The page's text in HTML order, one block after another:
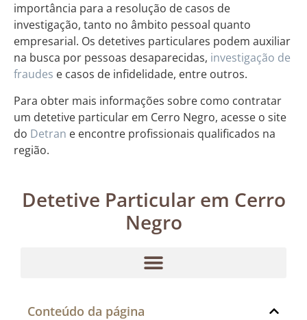
importância para a resolução de casos de
investigação, tanto no âmbito pessoal quanto
empresarial. Os detetives particulares podem auxiliar
na busca por pessoas desaparecidas, investigação de
fraudes e casos de infidelidade, entre outros.
Para obter mais informações sobre como contratar
um detetive particular em Cerro Negro, acesse o site
do Detran e encontre profissionais qualificados na
região.
Detetive Particular em Cerro
Negro
Conteúdo da página